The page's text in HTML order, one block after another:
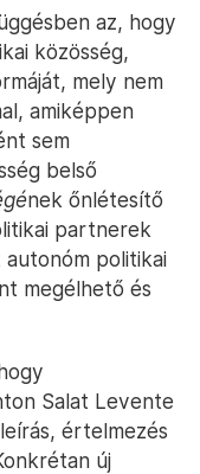
az, hogy
közösség,
mely nem
amiképpen
sem
belső
nek őnlétesítő
partnerek
politikai
megélhető és
Salat Levente
értelmezés
új